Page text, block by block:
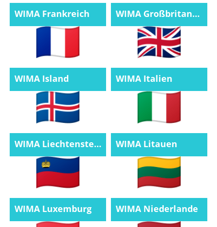
WIMA Frankreich WIMA Großbritannien
WIMA Island WIMA Italien
WIMA Liechtenstein WIMA Litauen
WIMA Luxemburg WIMA Niederlande